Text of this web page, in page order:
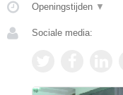
Openingstijden ▼
Sociale media: